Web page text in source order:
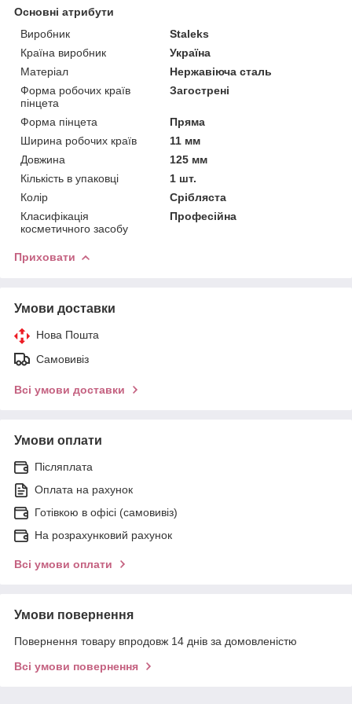
Основні атрибути
Виробник
Staleks
Країна виробник
Україна
Матеріал
Нержавіюча сталь
Форма робочих країв
пінцета
Загострені
Форма пінцета
Пряма
Ширина робочих країв
11 мм
Довжина
125 мм
Кількість в упаковці
1 шт.
Колір
Срібляста
Класифікація
косметичного засобу
Професійна
Приховати
Умови доставки
Нова Пошта
Самовивіз
Всі умови доставки
Умови оплати
Післяплата
Оплата на рахунок
Готівкою в офісі (самовивіз)
На розрахунковий рахунок
Всі умови оплати
Умови повернення
Повернення товару впродовж 14 днів за домовленістю
Всі умови повернення